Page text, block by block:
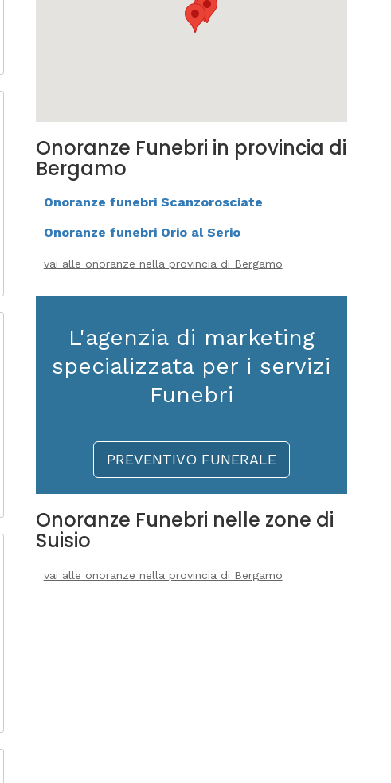
Onoranze Funebri in provincia di
Bergamo
Onoranze funebri Scanzorosciate
Onoranze funebri Orio al Serio
vai alle onoranze nella provincia di Bergamo
L'agenzia di marketing
specializzata per i servizi
Funebri
PREVENTIVO FUNERALE
Onoranze Funebri nelle zone di
Suisio
vai alle onoranze nella provincia di Bergamo